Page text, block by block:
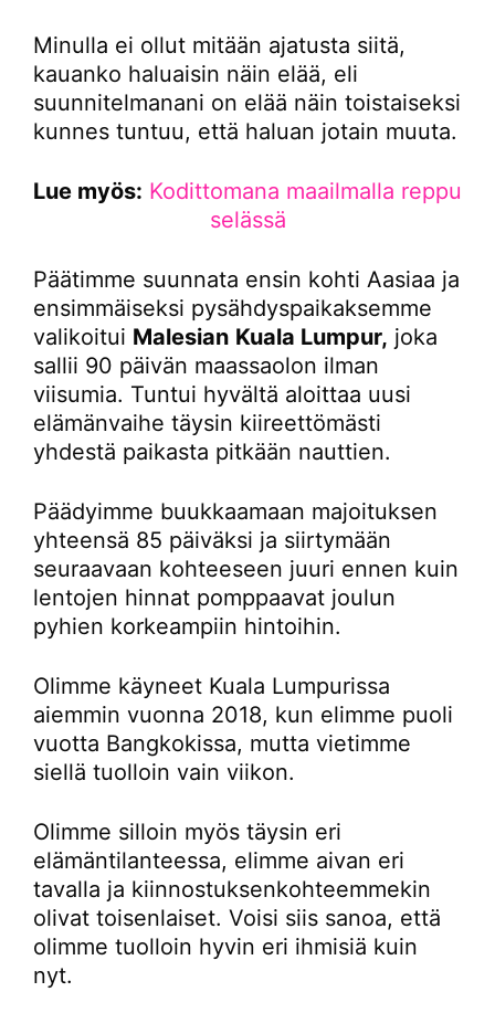
Minulla ei ollut mitään ajatusta siitä,
kauanko haluaisin näin elää, eli
suunnitelmanani on elää näin toistaiseksi
kunnes tuntuu, että haluan jotain muuta.
Lue myös: Kodittomana maailmalla reppu
selässä
Päätimme suunnata ensin kohti Aasiaa ja
ensimmäiseksi pysähdyspaikaksemme
valikoitui Malesian Kuala Lumpur, joka
sallii 90 päivän maassaolon ilman
viisumia. Tuntui hyvältä aloittaa uusi
elämänvaihe täysin kiireettömästi
yhdestä paikasta pitkään nauttien.
Päädyimme buukkaamaan majoituksen
yhteensä 85 päiväksi ja siirtymään
seuraavaan kohteeseen juuri ennen kuin
lentojen hinnat pomppaavat joulun
pyhien korkeampiin hintoihin.
Olimme käyneet Kuala Lumpurissa
aiemmin vuonna 2018, kun elimme puoli
vuotta Bangkokissa, mutta vietimme
siellä tuolloin vain viikon.
Olimme silloin myös täysin eri
elämäntilanteessa, elimme aivan eri
tavalla ja kiinnostuksenkohteemmekin
olivat toisenlaiset. Voisi siis sanoa, että
olimme tuolloin hyvin eri ihmisiä kuin
nyt.